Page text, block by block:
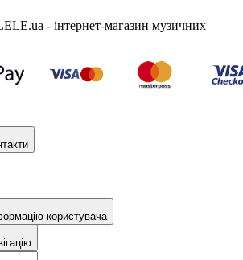
- інтернет-магазин музичних
користувача